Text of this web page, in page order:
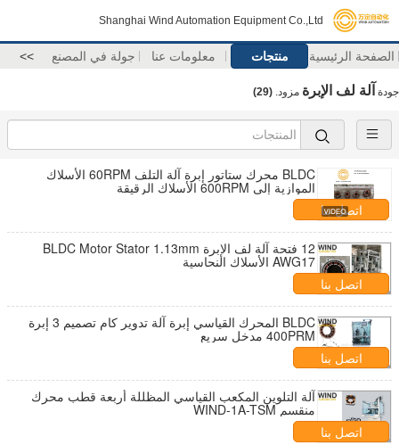
Shanghai Wind Automation Equipment Co.,Ltd
الصفحة الرئيسية منتجات معلومات عنا جولة في المصنع >>
جودة آلة لف الإبرة مزود. (29)
BLDC محرك ستاتور إبرة آلة التلف 60RPM الأسلاك
الموازية إلى 600RPM الأسلاك الرقيقة
اتصل بنا
12 فتحة آلة لف الإبرة BLDC Motor Stator 1.13mm
AWG17 الأسلاك النحاسية
اتصل بنا
BLDC المحرك القياسي إبرة آلة تدوير كام تصميم 3 إبرة
400PRM مدخل سريع
اتصل بنا
آلة التلوين المكعب القياسي المظللة أربعة قطب محرك
منقسم WIND-1A-TSM
اتصل بنا